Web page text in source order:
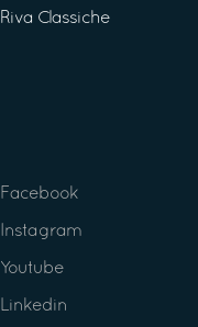
Riva Classiche
Facebook
Instagram
Youtube
Linkedin